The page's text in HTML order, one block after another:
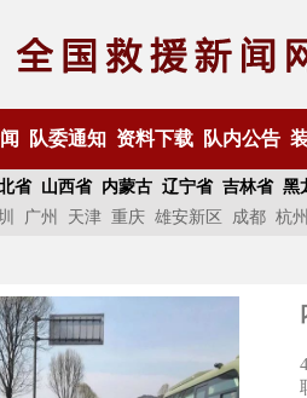
队委通知 资料下载 队内公告
省 山西省 内蒙古 辽宁省 吉林省 黑
广州 天津 重庆 雄安新区 成都 杭州